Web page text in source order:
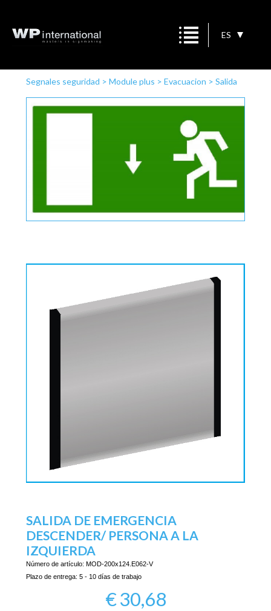
ES
Segnales seguridad > Module plus > Evacuacion > Salida
de emergencia descender/ Persona a la izquierda
SALIDA DE EMERGENCIA
DESCENDER/ PERSONA A LA
IZQUIERDA
Número de artículo: MOD-200x124.E062-V
Plazo de entrega: 5 - 10 días de trabajo
€30,68